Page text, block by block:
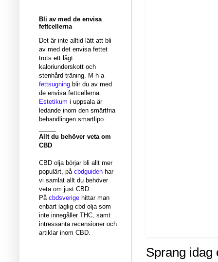
Sprang idag
Bli av med de envisa
fettcellerna
Det är inte alltid lätt att bli
av med det envisa fettet
trots ett lågt
kaloriunderskott och
stenhård träning. M h a
fettsugning blir du av med
de envisa fettcellerna.
Estetikum i uppsala är
ledande inom den smärtfria
behandlingen smartlipo.
Allt du behöver veta om
CBD
CBD olja börjar bli allt mer
populärt, påcbdguiden har
vi samlat allt du behöver
veta om just CBD.
På cbdsverige hittar man
enbart laglig cbd olja som
inte innegåller THC, samt
intressanta recensioner och
artiklar inom CBD.